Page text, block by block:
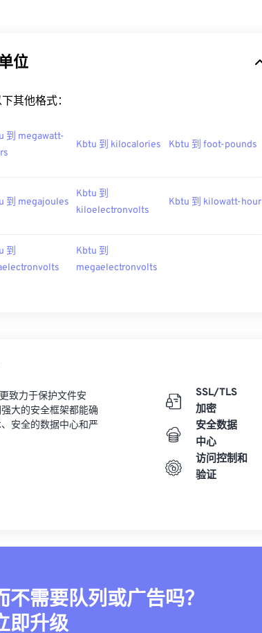
位
其他格式：
到 megawatt-
Kbtu 到 kilocalories Kbtu 到 foot-pounds
到 megajoules
Kbtu 到
kiloelectronvolts
Kbtu 到 kilowatt-hour
到
Kbtu 到
megaelectronvolts
致力于保护文件安
大的安全框架都能确
安全的数据中心和严
SSL/TLS
加密
安全数据
中心
访问控制和
验证
需要队列或广告吗？
即升级